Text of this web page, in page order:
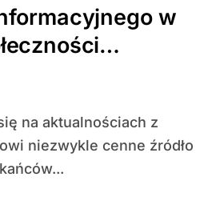
w
niezwykle cenne źródło